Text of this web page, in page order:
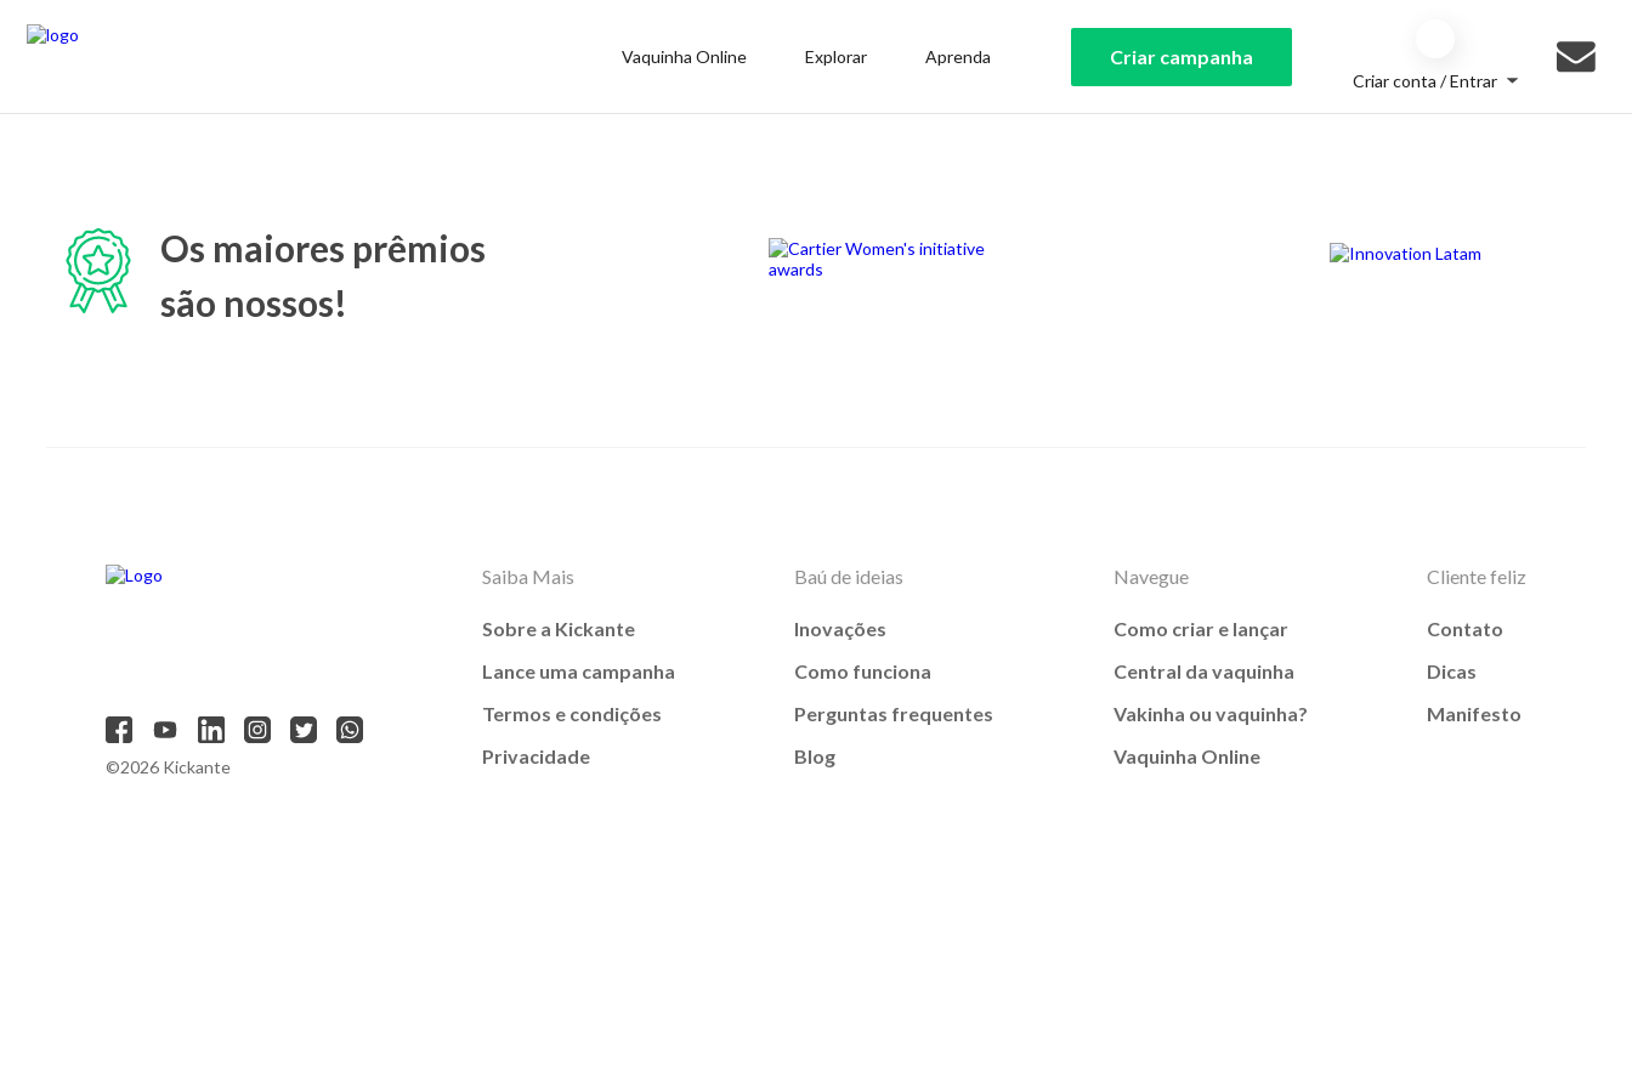
Vaquinha Online Explorar Aprenda Criar campanha
Criar conta / Entrar
Os maiores prêmios
são nossos!
©2026 Kickante
Saiba Mais
Sobre a Kickante
Lance uma campanha
Termos e condições
Privacidade
Baú de ideias
Inovações
Como funciona
Perguntas frequentes
Blog
Navegue
Como criar e lançar
Central da vaquinha
Vakinha ou vaquinha?
Vaquinha Online
Cliente feliz
Contato
Dicas
Manifesto